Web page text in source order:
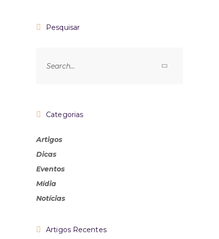
Pesquisar
Categorias
Artigos
Dicas
Eventos
Mídia
Notícias
Artigos Recentes